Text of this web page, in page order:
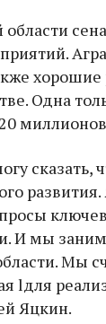
области
хорошие
Одна
сказать,
И мы
Мы
lдля
Яцкин.